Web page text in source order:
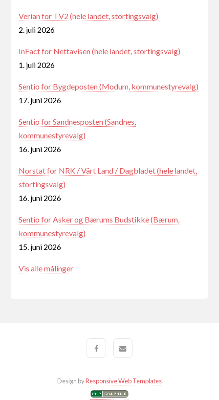
Verian for TV2 (hele landet, stortingsvalg)
2. juli 2026
InFact for Nettavisen (hele landet, stortingsvalg)
1. juli 2026
Sentio for Bygdeposten (Modum, kommunestyrevalg)
17. juni 2026
Sentio for Sandnesposten (Sandnes,
kommunestyrevalg)
16. juni 2026
Norstat for NRK / Vårt Land / Dagbladet (hele landet,
stortingsvalg)
16. juni 2026
Sentio for Asker og Bærums Budstikke (Bærum,
kommunestyrevalg)
15. juni 2026
Vis alle målinger
Design byResponsive Web Templates